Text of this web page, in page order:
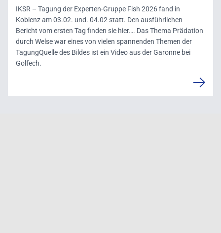
IKSR – Tagung der Experten-Gruppe Fish 2026 fand in
Koblenz am 03.02. und. 04.02 statt. Den ausführlichen
Bericht vom ersten Tag finden sie hier…. Das Thema Prädation
durch Welse war eines von vielen spannenden Themen der
TagungQuelle des Bildes ist ein Video aus der Garonne bei
Golfech.